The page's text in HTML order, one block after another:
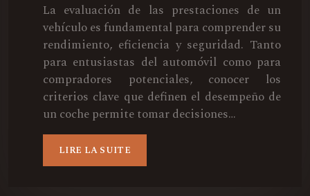
La evaluación de las prestaciones de un
vehículo es fundamental para comprender su
rendimiento, eficiencia y seguridad. Tanto
para entusiastas del automóvil como para
compradores potenciales, conocer los
criterios clave que definen el desempeño de
un coche permite tomar decisiones…
LIRE LA SUITE